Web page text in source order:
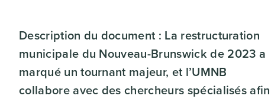
Description du document : La restructuration
municipale du Nouveau-Brunswick de 2023 a
marqué un tournant majeur, et l’UMNB
collabore avec des chercheurs spécialisés afin